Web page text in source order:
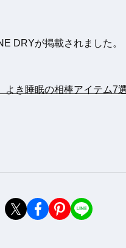
DRYが掲載されました。
よき睡眠の相棒アイテム7